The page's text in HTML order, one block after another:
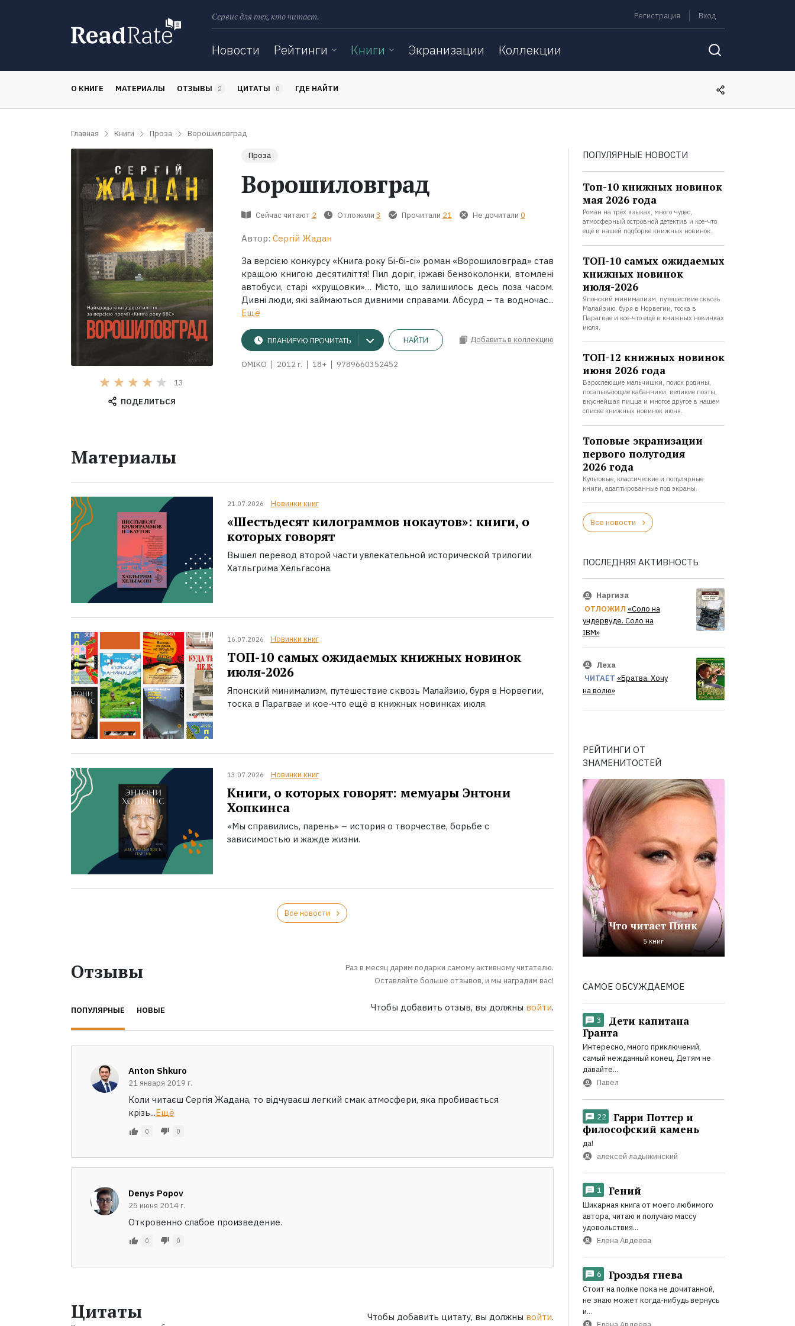
Сервис для тех, кто читает. Регистрация Вход
Новости Рейтинги Книги Экранизации Коллекции
О КНИГЕ МАТЕРИАЛЫ ОТЗЫВЫ 2 ЦИТАТЫ 0 ГДЕ НАЙТИ
Главная Книги Проза Ворошиловград
13
ПОДЕЛИТЬСЯ
Проза
Ворошиловград
Сейчас читают 2 Отложили 3 Прочитали 21 Не дочитали 0
Автор: Сергій Жадан
За версією конкурсу «Книга року Бі-бі-сі» роман «Ворошиловград» став
кращою книгою десятиліття! Пил доріг, іржаві бензоколонки, втомлені
автобуси, старі «хрущовки»… Місто, що залишилось десь поза часом.
Дивні люди, які займаються дивними справами. Абсурд – та водночас...
Ещё
ПЛАНИРУЮ ПРОЧИТАТЬ НАЙТИ Добавить в коллекцию
OMIKO 2012 г. 18+ 9789660352452
Материалы
21.07.2026 Новинки книг
«Шестьдесят килограммов нокаутов»: книги, о
которых говорят
Вышел перевод второй части увлекательной исторической трилогии
Хатльгрима Хельгасона.
16.07.2026 Новинки книг
ТОП-10 самых ожидаемых книжных новинок
июля-2026
Японский минимализм, путешествие сквозь Малайзию, буря в Норвегии,
тоска в Парагвае и кое-что ещё в книжных новинках июля.
13.07.2026 Новинки книг
Книги, о которых говорят: мемуары Энтони
Хопкинса
«Мы справились, парень» – история о творчестве, борьбе с
зависимостью и жажде жизни.
Все новости
Отзывы
Раз в месяц дарим подарки самому активному читателю.
Оставляйте больше отзывов, и мы наградим вас!
Чтобы добавить отзыв, вы должны войти.
ПОПУЛЯРНЫЕ НОВЫЕ
Anton Shkuro
21 января 2019 г.
Коли читаєш Сергія Жадана, то відчуваєш легкий смак атмосфери, яка пробивається
крізь...Ещё
0 0
Denys Popov
25 июня 2014 г.
Откровенно слабое произведение.
0 0
Цитаты Чтобы добавить цитату, вы должны войти.
ПОПУЛЯРНЫЕ НОВОСТИ
Топ-10 книжных новинок
мая 2026 года
Роман на трёх языках, много чудес,
атмосферный островной детектив и кое-что
ещё в нашей подборке книжных новинок.
ТОП-10 самых ожидаемых
книжных новинок
июля-2026
Японский минимализм, путешествие сквозь
Малайзию, буря в Норвегии, тоска в
Парагвае и кое-что ещё в книжных новинках
июля.
ТОП-12 книжных новинок
июня 2026 года
Взрослеющие мальчишки, поиск родины,
посапывающие кабанчики, великие поэты,
вкуснейшая пицца и многое другое в нашем
списке книжных новинок июня.
Топовые экранизации
первого полугодия
2026 года
Культовые, классические и популярные
книги, адаптированные под экраны.
Все новости
ПОСЛЕДНЯЯ АКТИВНОСТЬ
Наргиза
ОТЛОЖИЛ «Соло на
ундервуде. Соло на
IBM»
Леха
ЧИТАЕТ «Братва. Хочу
на волю»
РЕЙТИНГИ ОТ
ЗНАМЕНИТОСТЕЙ
Что читает Пинк
5 книг
САМОЕ ОБСУЖДАЕМОЕ
3
Дети капитана
Гранта
Интересно, много приключений,
самый нежданный конец. Детям не
давайте...
Павел
22
Гарри Поттер и
философский камень
да!
алексей ладыжинский
1 Гений
Шикарная книга от моего любимого
автора, читаю и получаю массу
удовольствия...
Елена Авдеева
6 Гроздья гнева
Стоит на полке пока не дочитанной,
не знаю может когда-нибудь вернусь
и...